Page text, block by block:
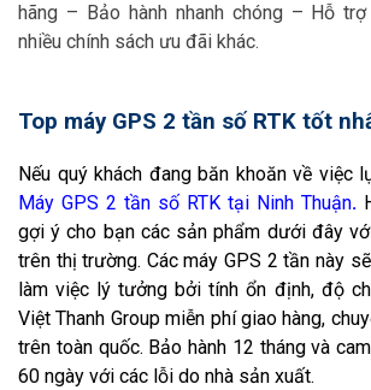
hãng – Bảo hành nhanh chóng – Hỗ
nhiều chính sách ưu đãi khác.
Top máy GPS 2 tần số RTK tốt
Nếu quý khách đang băn khoăn về việc
Máy GPS 2 tần số RTK tại Ninh Thuận.
gợi ý cho bạn các sản phẩm dưới đây
trên thị trường. Các máy GPS 2 tần này
làm việc lý tưởng bởi tính ổn định, độ
Việt Thanh Group miễn phí giao hàng,
trên toàn quốc. Bảo hành 12 tháng và
60 ngày với các lỗi do nhà sản xuất.